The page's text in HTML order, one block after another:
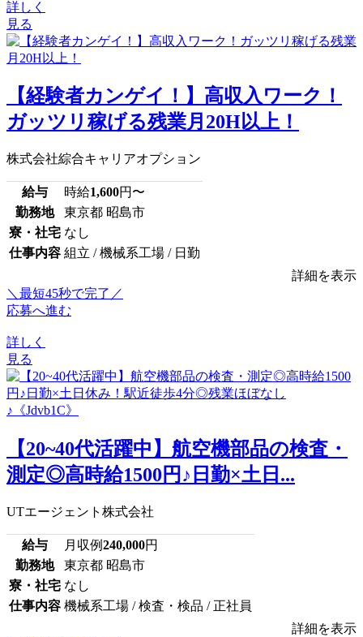
詳しく
見る
【経験者カンゲイ！】高収入ワーク！
ガッツリ稼げる残業月20H以上！
株式会社綜合キャリアオプション
給与 時給1,600円〜
勤務地
東京都 昭島市
寮・社宅 なし
仕事内容 組立 / 機械系工場 / 日勤
詳細を表示
＼最短45秒で完了／
応募へ進む
詳しく
見る
【20~40代活躍中】航空機部品の検査・
測定◎高時給1500円♪日勤×土日...
UTエージェント株式会社
給与 月収例240,000円
勤務地
東京都 昭島市
寮・社宅 なし
仕事内容 機械系工場 / 検査・検品 / 正社員
詳細を表示